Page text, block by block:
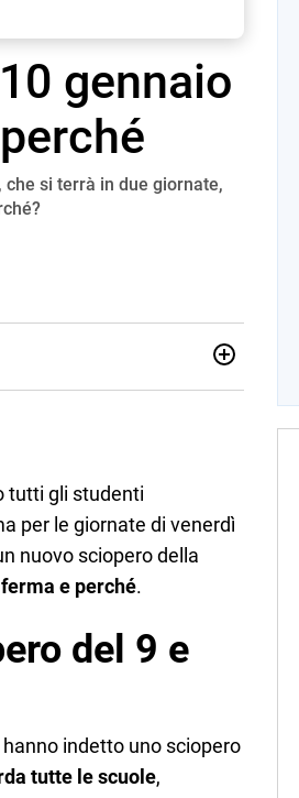
gennaio
si terrà in due giornate,
via per evadere e viaggiare con
tutti gli studenti
per le giornate di venerdì
nuovo sciopero della
e perché.
del 9 e
hanno indetto uno sciopero
tutte le scuole,